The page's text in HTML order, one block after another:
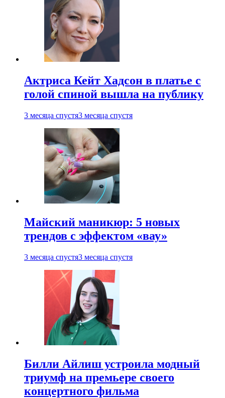
Актриса Кейт Хадсон в платье с
голой спиной вышла на публику
3 месяца спустя3 месяца спустя
Майский маникюр: 5 новых
трендов с эффектом «вау»
3 месяца спустя3 месяца спустя
Билли Айлиш устроила модный
триумф на премьере своего
концертного фильма